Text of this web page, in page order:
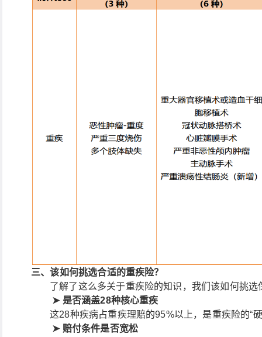
三、该如何挑选合适的重疾险？
了解了这么多关于重疾险的知识，我们该如何挑
➤ 是否涵盖28种核心重疾
这28种疾病占重疾理赔的95%以上，是重疾险的“
➤ 赔付条件是否宽松